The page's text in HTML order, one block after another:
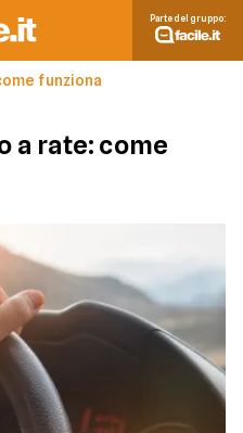
Parte del gruppo:
funziona
a rate: come